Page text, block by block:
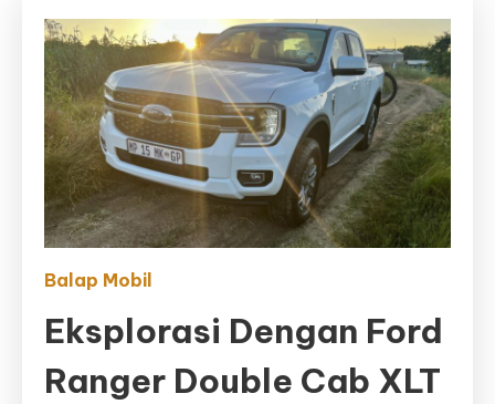
Balap Mobil
Eksplorasi Dengan Ford
Ranger Double Cab XLT